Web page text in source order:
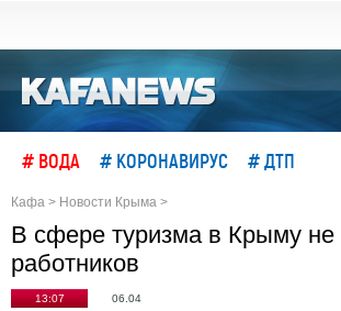
# ВОДА # КОРОНАВИРУС # ДТП
Кафа > Новости Крыма >
В сфере туризма в Крыму не
работников
13:07 06.04